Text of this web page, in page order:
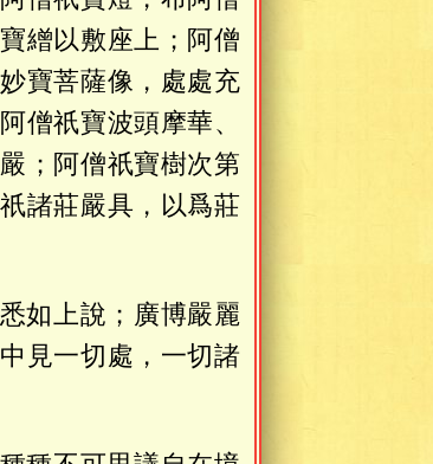
繒以敷座上；阿僧
寶菩薩像，處處充
僧祇寶波頭摩華、
；阿僧祇寶樹次第
諸莊嚴具，以爲莊
如上說；廣博嚴麗
見一切處，一切諸